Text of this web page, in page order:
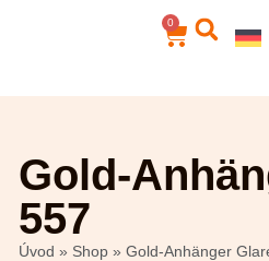
0
Gold-
557
Úvod » Shop » Gold-Anhänger